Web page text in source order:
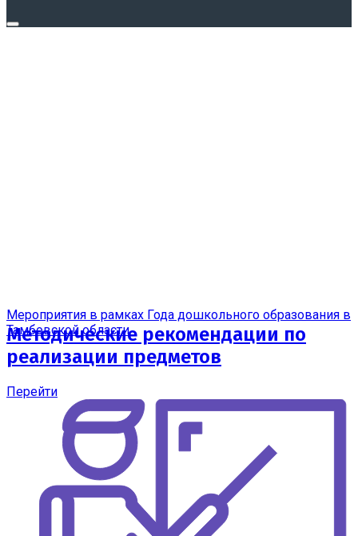
Мероприятия в рамках Года дошкольного образования в
Тамбовской области
Методические рекомендации по
реализации предметов
Перейти